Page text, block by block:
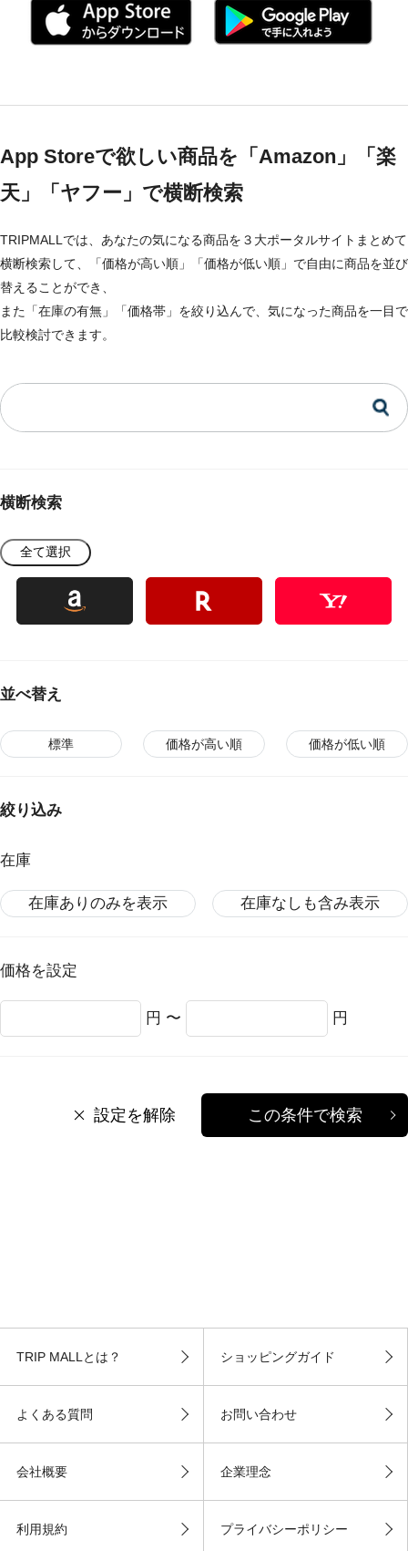
App Storeで欲しい商品を「Amazon」「楽
天」「ヤフー」で横断検索
TRIPMALLでは、あなたの気になる商品を３大ポータルサイトまとめて
横断検索して、「価格が高い順」「価格が低い順」で自由に商品を並び
替えることができ、
また「在庫の有無」「価格帯」を絞り込んで、気になった商品を一目で
比較検討できます。
横断検索
全て選択
並べ替え
標準 価格が高い順 価格が低い順
絞り込み
在庫
在庫ありのみを表示 在庫なしも含み表示
価格を設定
円 〜 円
設定を解除 この条件で検索
TRIP MALLとは？ ショッピングガイド
よくある質問 お問い合わせ
会社概要 企業理念
利用規約 プライバシーポリシー